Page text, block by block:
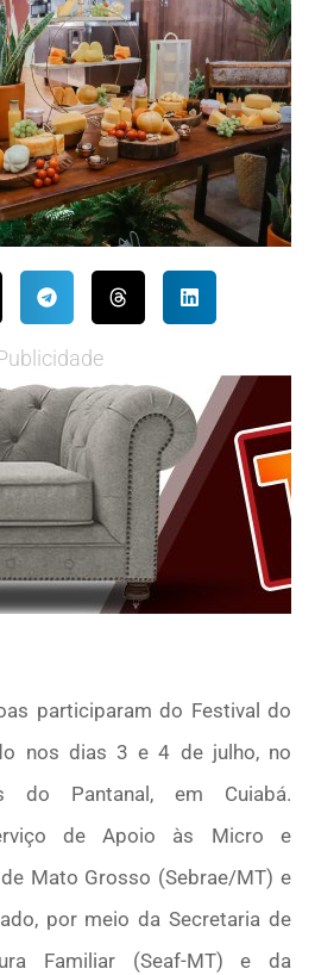
participaram do Festival do
nos dias 3 e 4 de julho, no
do Pantanal, em Cuiabá.
de Apoio às Micro e
Mato Grosso (Sebrae/MT) e
por meio da Secretaria de
Familiar (Seaf-MT) e da